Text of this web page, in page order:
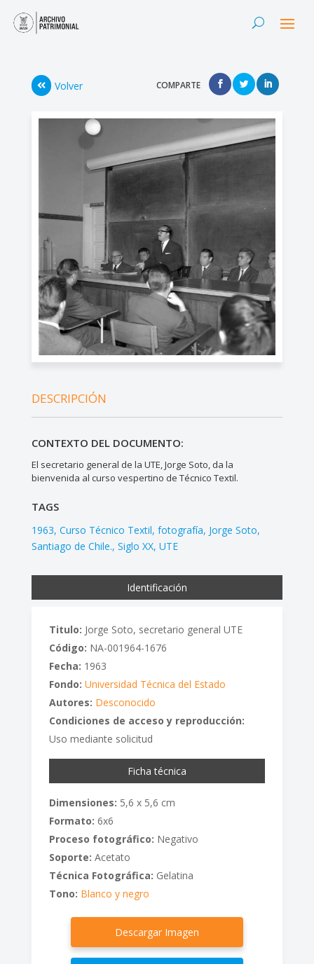
Volver COMPARTE
DESCRIPCIÓN
CONTEXTO DEL DOCUMENTO:
El secretario general de la UTE, Jorge Soto, da la
bienvenida al curso vespertino de Técnico Textil.
TAGS
1963 Curso Técnico Textil fotografía Jorge Soto
Santiago de Chile. Siglo XX UTE
Identificación
Titulo: Jorge Soto, secretario general UTE
Código: NA-001964-1676
Fecha: 1963
Fondo: Universidad Técnica del Estado
Autores: Desconocido
Condiciones de acceso y reproducción:
Uso mediante solicitud
Ficha técnica
Dimensiones: 5,6 x 5,6 cm
Formato: 6x6
Proceso fotográfico: Negativo
Soporte: Acetato
Técnica Fotográfica: Gelatina
Tono: Blanco y negro
Descargar Imagen